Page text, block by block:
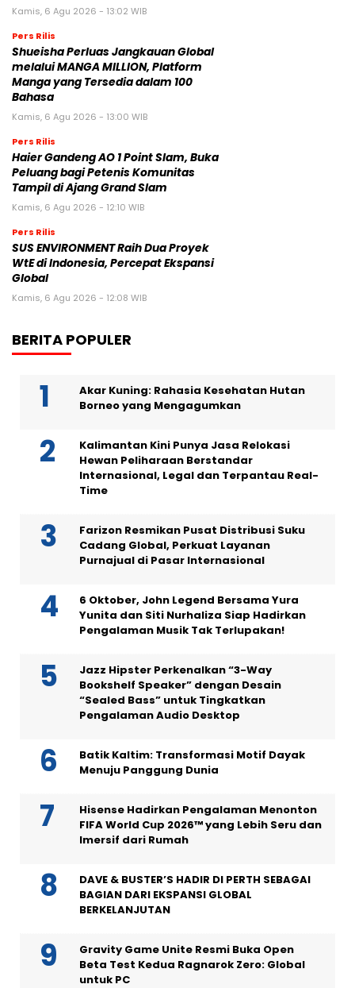
Kamis, 6 Agu 2026 - 13:02 WIB
Pers Rilis
Shueisha Perluas Jangkauan Global
melalui MANGA MILLION, Platform
Manga yang Tersedia dalam 100
Bahasa
Kamis, 6 Agu 2026 - 13:00 WIB
Pers Rilis
Haier Gandeng AO 1 Point Slam, Buka
Peluang bagi Petenis Komunitas
Tampil di Ajang Grand Slam
Kamis, 6 Agu 2026 - 12:10 WIB
Pers Rilis
SUS ENVIRONMENT Raih Dua Proyek
WtE di Indonesia, Percepat Ekspansi
Global
Kamis, 6 Agu 2026 - 12:08 WIB
BERITA POPULER
Akar Kuning: Rahasia Kesehatan Hutan
Borneo yang Mengagumkan
Kalimantan Kini Punya Jasa Relokasi
Hewan Peliharaan Berstandar
Internasional, Legal dan Terpantau Real-
Time
Farizon Resmikan Pusat Distribusi Suku
Cadang Global, Perkuat Layanan
Purnajual di Pasar Internasional
6 Oktober, John Legend Bersama Yura
Yunita dan Siti Nurhaliza Siap Hadirkan
Pengalaman Musik Tak Terlupakan!
Jazz Hipster Perkenalkan “3-Way
Bookshelf Speaker” dengan Desain
“Sealed Bass” untuk Tingkatkan
Pengalaman Audio Desktop
Batik Kaltim: Transformasi Motif Dayak
Menuju Panggung Dunia
Hisense Hadirkan Pengalaman Menonton
FIFA World Cup 2026™ yang Lebih Seru dan
Imersif dari Rumah
DAVE & BUSTER’S HADIR DI PERTH SEBAGAI
BAGIAN DARI EKSPANSI GLOBAL
BERKELANJUTAN
Gravity Game Unite Resmi Buka Open
Beta Test Kedua Ragnarok Zero: Global
untuk PC